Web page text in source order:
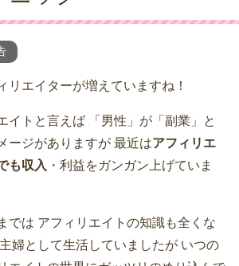
リエイターが増えていますね！
イトと言えば 「男性」が「副業」と
ージがありますが 最近はアフィリエ
も収入 ・利益をガンガン上げていま
では アフィリエイトの知識も全くな
婦として生活していましたが いつの